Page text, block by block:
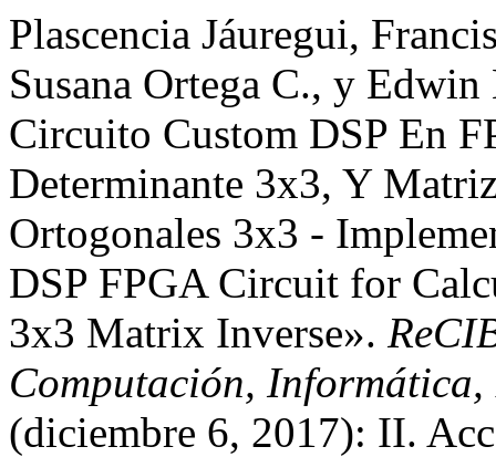
Plascencia Jáuregui,
Susana Ortega C., y
Circuito Custom DSP En
Determinante 3x3, Y
Ortogonales 3x3 -
DSP FPGA Circuit for
3x3 Matrix Inverse».
Computación,
(diciembre 6, 2017): II.